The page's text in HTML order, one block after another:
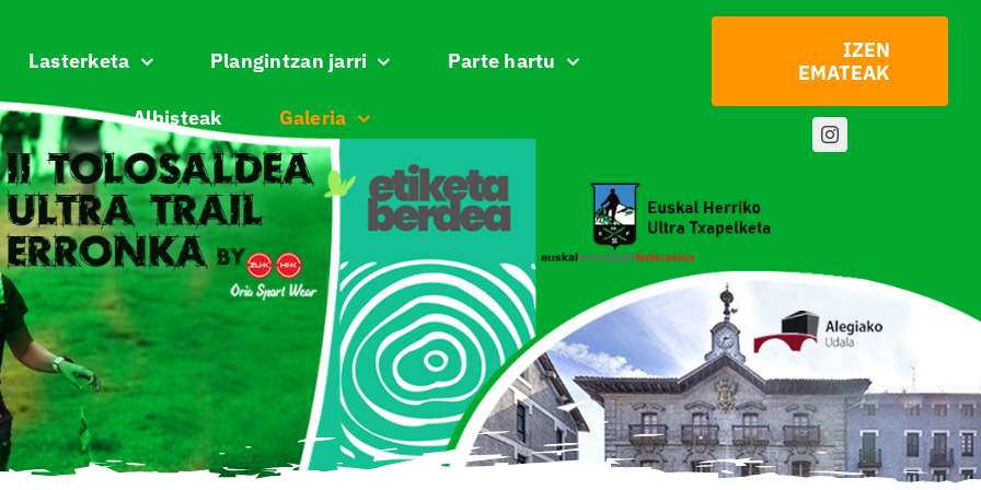
Lasterketa Plangintzan jarri Parte hartu
Albisteak Galeria
IZEN
EMATEAK